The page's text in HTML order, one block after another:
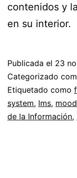
contenidos y
en su interior.
Publicada el 23
Categorizado
Etiquetado como
system, lms,
de la Información,